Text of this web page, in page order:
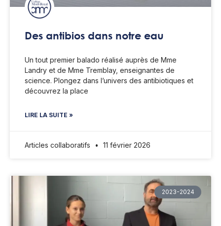
Des antibios dans notre eau
Un tout premier balado réalisé auprès de Mme
Landry et de Mme Tremblay, enseignantes de
science. Plongez dans l’univers des antibiotiques et
découvrez la place
LIRE LA SUITE »
Articles collaboratifs 11 février 2026
2023-2024